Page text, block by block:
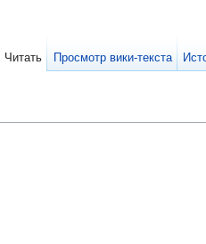
Читать Просмотр вики-текста